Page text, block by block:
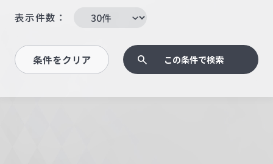
表示件数：
条件をクリア この条件で検索